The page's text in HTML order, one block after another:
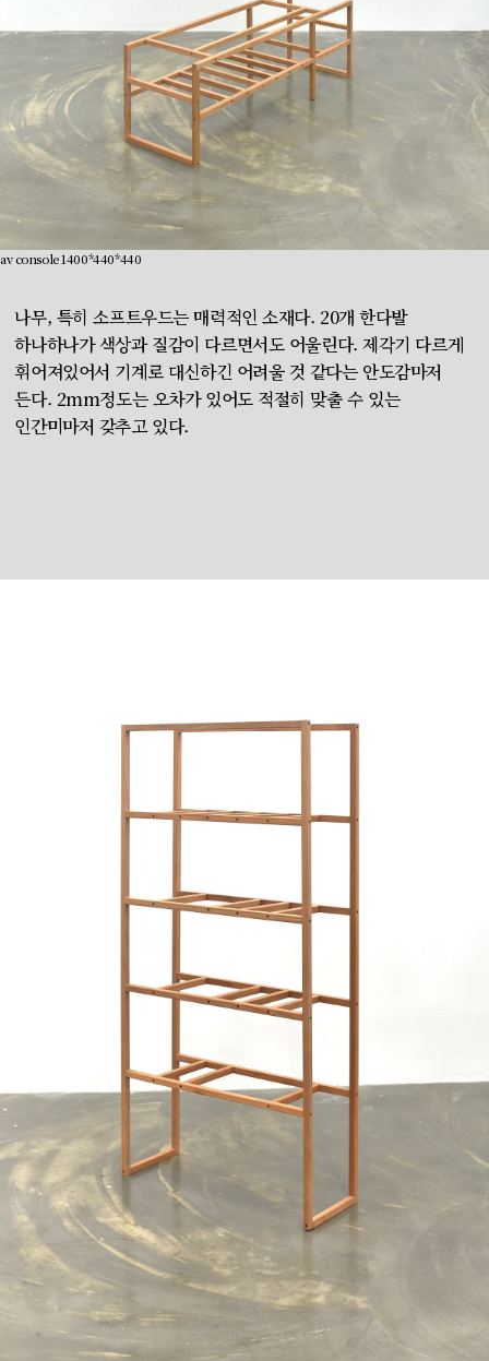
av console 1400*440*440
나무, 특히 소프트우드는 매력적인 소재다. 20개 한다발
하나하나가 색상과 질감이 다르면서도 어울린다. 제각기 다르게
휘어져있어서 기계로 대신하긴 어려울 것 같다는 안도감마저
든다. 2mm정도는 오차가 있어도 적절히 맞출 수 있는
인간미마저 갖추고 있다.